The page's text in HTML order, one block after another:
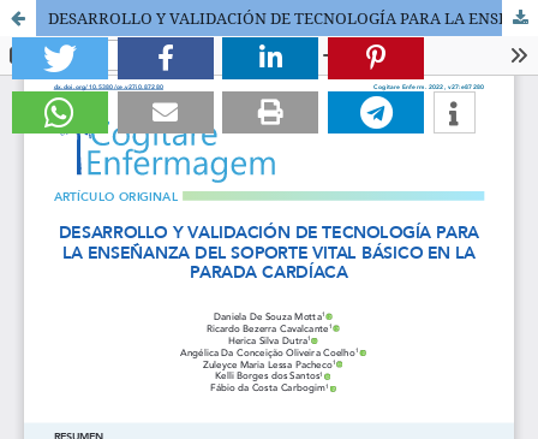
DESARROLLO Y VALIDACIÓN DE TECNOLOGÍA PARA LA ENSEÑANZA DEL SOPORTE VITAL BÁSICO EN LA PARADA CARDÍACA